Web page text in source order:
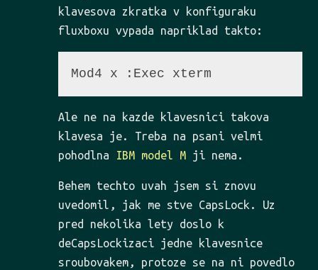
klavesova zkratka v konfiguraku
fluxboxu vypada napriklad takto:
Ale ne na kazde klavesnici takova
klavesa je. Treba na psani velmi
pohodlna IBM model M ji nema.
Behem techto uvah jsem si znovu
uvedomil, jak me stve CapsLock. Uz
pred nekolika lety doslo k
deCapsLockizaci jedne klavesnice
sroubovakem, protoze se na ni povedlo